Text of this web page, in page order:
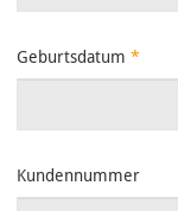
Geburtsdatum *
Kundennummer